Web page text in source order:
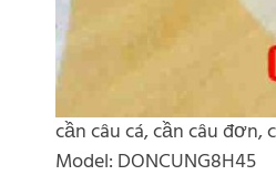
cần câu cá, cần câu đơn,
Model: DONCUNG8H45